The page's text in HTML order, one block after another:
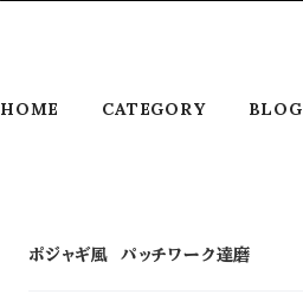
HOME CATEGORY BLOG
ポジャギ風 パッチワーク達磨